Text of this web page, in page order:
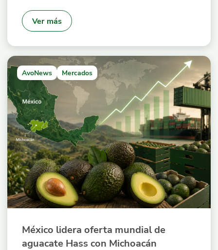
Ver más
AvoNews Mercados
México lidera oferta mundial de
aguacate Hass con Michoacán